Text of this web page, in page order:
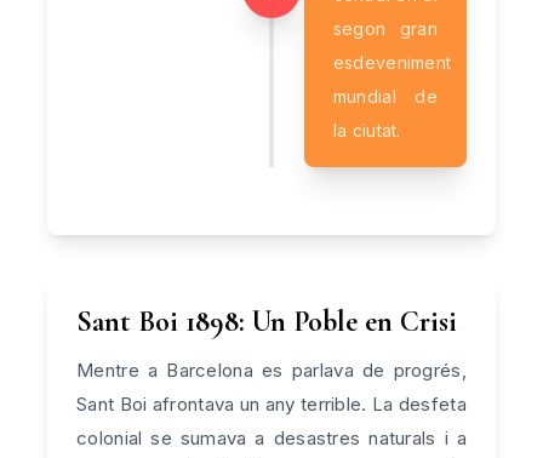
segon gran
esdeveniment
mundial de
la ciutat.
Sant Boi 1898: Un Poble en Crisi
Mentre a Barcelona es parlava de progrés,
Sant Boi afrontava un any terrible. La desfeta
colonial se sumava a desastres naturals i a